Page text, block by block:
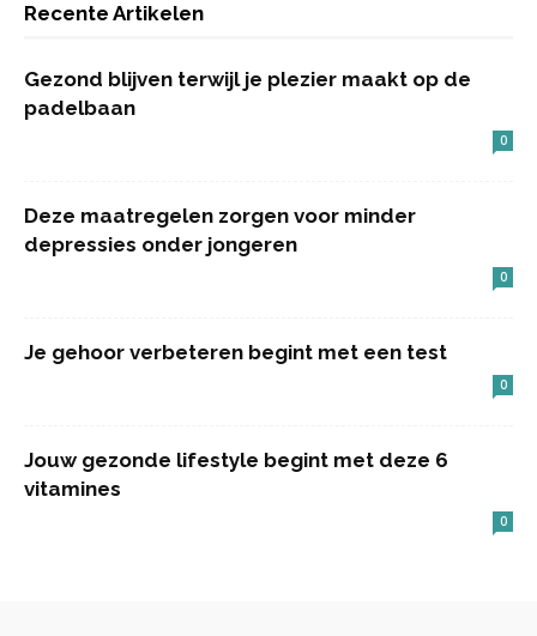
Recente Artikelen
Gezond blijven terwijl je plezier maakt op de
padelbaan
0
Deze maatregelen zorgen voor minder
depressies onder jongeren
0
Je gehoor verbeteren begint met een test
0
Jouw gezonde lifestyle begint met deze 6
vitamines
0